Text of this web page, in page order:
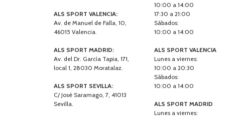
ALS SPORT VALENCIA:
Av. de Manuel de Falla, 10,
46015 Valencia.
ALS SPORT MADRID:
Av. del Dr. García Tapia, 171,
local 1, 28030 Moratalaz.
ALS SPORT SEVILLA:
C/ José Saramago, 7, 41013
Sevilla.
10:00 a 14:00
17:30 a 21:00
Sábados:
10:00 a 14:00
ALS SPORT VALENCIA
Lunes a viernes:
10:00 a 20:30
Sábados:
10:00 a 14:00
ALS SPORT MADRID
Lunes a viernes: